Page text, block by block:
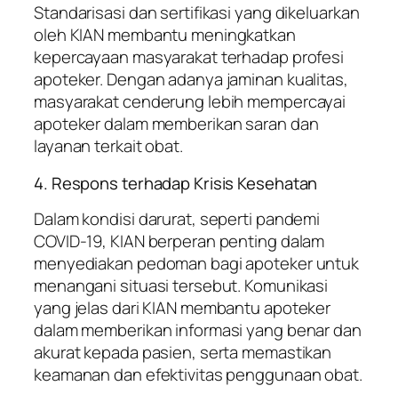
Standarisasi dan sertifikasi yang dikeluarkan
oleh KIAN membantu meningkatkan
kepercayaan masyarakat terhadap profesi
apoteker. Dengan adanya jaminan kualitas,
masyarakat cenderung lebih mempercayai
apoteker dalam memberikan saran dan
layanan terkait obat.
4. Respons terhadap Krisis Kesehatan
Dalam kondisi darurat, seperti pandemi
COVID-19, KIAN berperan penting dalam
menyediakan pedoman bagi apoteker untuk
menangani situasi tersebut. Komunikasi
yang jelas dari KIAN membantu apoteker
dalam memberikan informasi yang benar dan
akurat kepada pasien, serta memastikan
keamanan dan efektivitas penggunaan obat.